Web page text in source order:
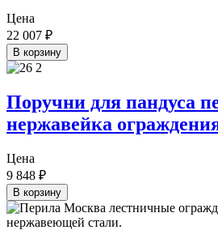
Цена
22 007 ₽
В корзину
Поручни для пандуса
нержавейка
Цена
9 848 ₽
В корзину